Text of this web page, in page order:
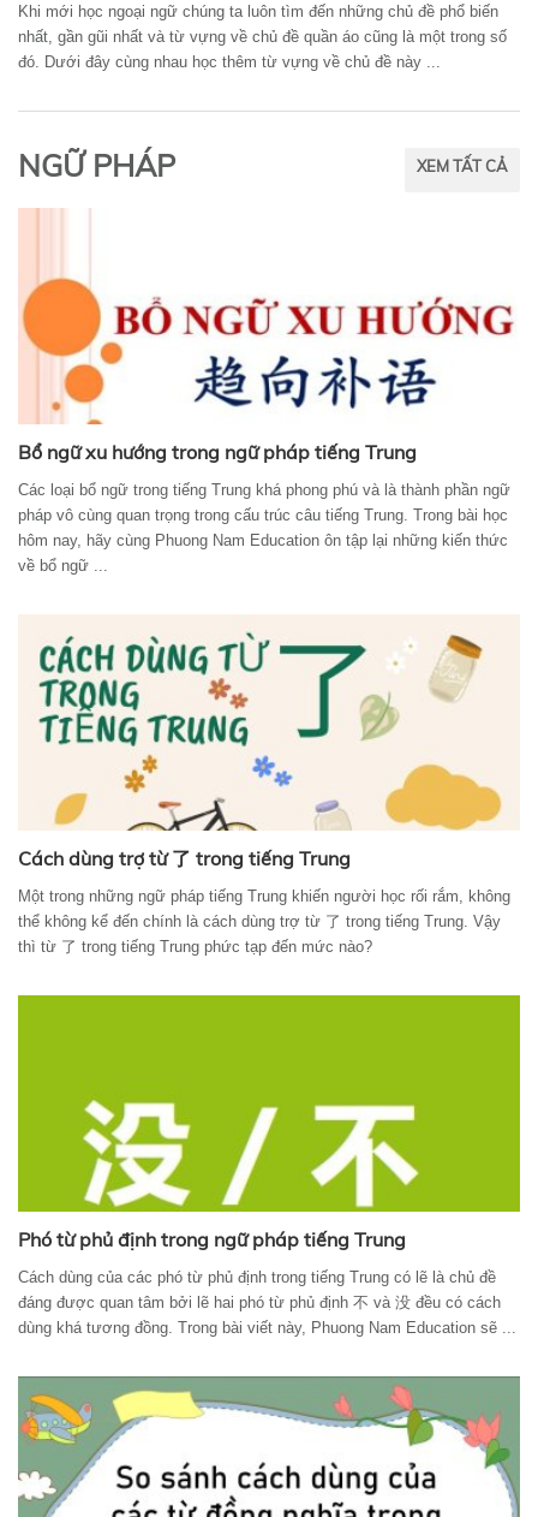
Khi mới học ngoại ngữ chúng ta luôn tìm đến những chủ đề phổ biến
nhất, gần gũi nhất và từ vựng về chủ đề quần áo cũng là một trong số
đó. Dưới đây cùng nhau học thêm từ vựng về chủ đề này ...
NGỮ PHÁP XEM TẤT CẢ
Bổ ngữ xu hướng trong ngữ pháp tiếng Trung
Các loại bổ ngữ trong tiếng Trung khá phong phú và là thành phần ngữ
pháp vô cùng quan trọng trong cấu trúc câu tiếng Trung. Trong bài học
hôm nay, hãy cùng Phuong Nam Education ôn tập lại những kiến thức
về bổ ngữ ...
Cách dùng trợ từ 了 trong tiếng Trung
Một trong những ngữ pháp tiếng Trung khiến người học rối rắm, không
thể không kể đến chính là cách dùng trợ từ 了 trong tiếng Trung. Vậy
thì từ 了 trong tiếng Trung phức tạp đến mức nào?
Phó từ phủ định trong ngữ pháp tiếng Trung
Cách dùng của các phó từ phủ định trong tiếng Trung có lẽ là chủ đề
đáng được quan tâm bởi lẽ hai phó từ phủ định 不 và 没 đều có cách
dùng khá tương đồng. Trong bài viết này, Phuong Nam Education sẽ ...